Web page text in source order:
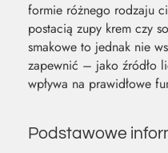
formie różnego rodzaju
postacią zupy krem czy
smakowe to jednak nie
zapewnić – jako źródło
wpływa na prawidłowe
Podstawowe